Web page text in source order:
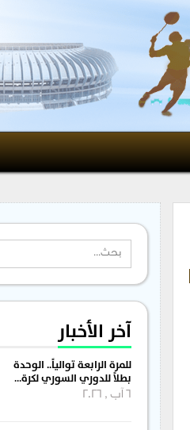
آخر الأخبار
للمرة الرابعة توالياً.. الوحدة
بطلاً للدوري السوري لكرة…
6 آب , 2026